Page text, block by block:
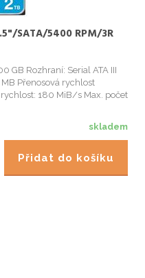
SATA/5400 RPM/3R
GB Rozhraní: Serial ATA III
Přenosová rychlost
180 MiB/s Max. počet
skladem
Přidat do košíku